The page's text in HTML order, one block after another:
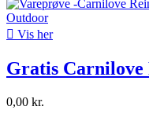
 Vis her
Gratis Carnilove
0,00 kr.